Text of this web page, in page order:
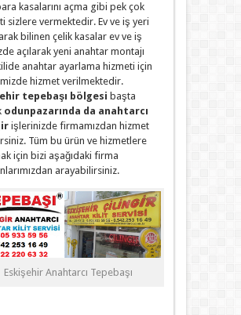
kasalarını açma gibi pek çok
sizlere vermektedir. Ev ve iş yeri
bilinen çelik kasalar ev ve iş
açılarak yeni anahtar montajı
anahtar ayarlama hizmeti için
hizmet verilmektedir.
tepebaşı bölgesi başta
odunpazarında da anahtarcı
işlerinizde firmamızdan hizmet
Tüm bu ürün ve hizmetlere
için bizi aşağıdaki firma
arayabilirsiniz.
Eskişehir Anahtarcı Tepebaşı